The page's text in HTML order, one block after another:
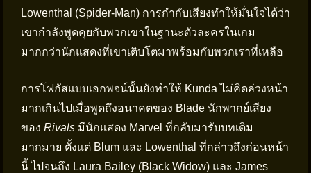
Lowenthal (Spider-Man) การกำกับเสียงทำให้มั่นใจได้ว่า
เขากำลังพูดคุยกับพวกเขาในฐานะตัวละครในเกม
มากกว่านักแสดงที่เขาเติบโตมาพร้อมกับพวกเราที่เหลือ
การโฟกัสแบบเอกพจน์นั้นยังทำให้ Kunda ไม่คิดล่วงหน้า
มากเกินไปเมื่อพูดถึงอนาคตของ Blade นักพากย์เสียง
ของ Rivals มีนักแสดง Marvel ที่กลับมารับบทเดิม
มากมาย ตั้งแต่ Blum และ Lowenthal ที่กล่าวถึงก่อนหน้า
นี้ ไปจนถึง Laura Bailey (Black Widow) และ James